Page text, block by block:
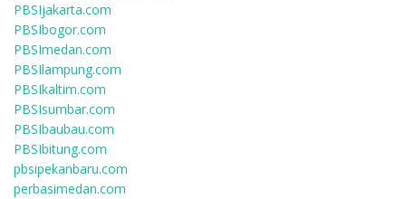
PBSIjakarta.com
PBSIbogor.com
PBSImedan.com
PBSIlampung.com
PBSIkaltim.com
PBSIsumbar.com
PBSIbaubau.com
PBSIbitung.com
pbsipekanbaru.com
perbasimedan.com